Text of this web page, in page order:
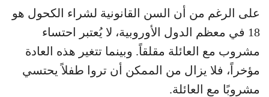
على الرغم من أن السن القانونية لشراء الكحول هو
18 في معظم الدول الأوروبية، لا يُعتبر احتساء
مشروب مع العائلة مقلقاً. وبينما تتغير هذه العادة
مؤخراً، فلا يزال من الممكن أن تروا طفلاً يحتسي
مشروبًا مع العائلة.